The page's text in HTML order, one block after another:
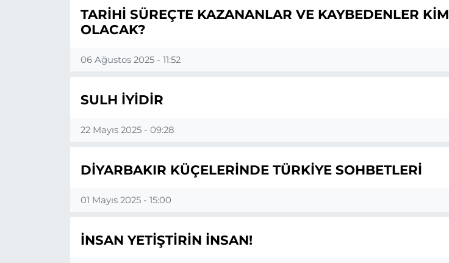
TARİHİ SÜREÇTE KAZANANLAR VE KAYBEDENLER KİM
OLACAK?
06 Ağustos 2025 - 11:52
SULH İYİDİR
22 Mayıs 2025 - 09:28
DİYARBAKIR KÜÇELERİNDE TÜRKİYE SOHBETLERİ
01 Mayıs 2025 - 15:00
İNSAN YETİŞTİRİN İNSAN!